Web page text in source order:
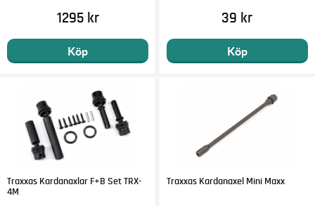
1295 kr
Köp
39 kr
Köp
Traxxas Kardanaxlar F+B Set TRX-
4M
Traxxas Kardanaxel Mini Maxx